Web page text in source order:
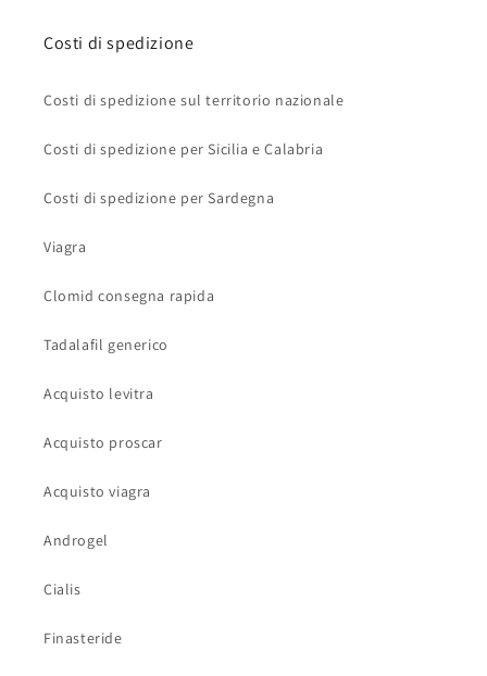
Costi di spedizione
Costi di spedizione sul territorio nazionale
Costi di spedizione per Sicilia e Calabria
Costi di spedizione per Sardegna
Viagra
Clomid consegna rapida
Tadalafil generico
Acquisto levitra
Acquisto proscar
Acquisto viagra
Androgel
Cialis
Finasteride